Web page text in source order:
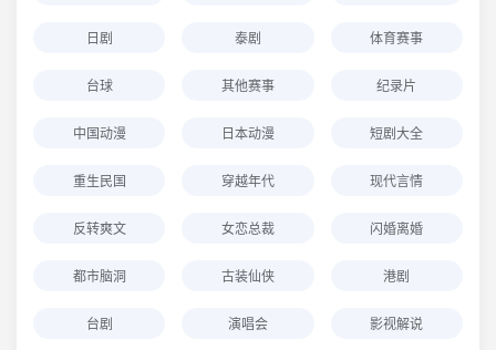
日剧 泰剧 体育赛事
台球 其他赛事 纪录片
中国动漫 日本动漫 短剧大全
重生民国 穿越年代 现代言情
反转爽文 女恋总裁 闪婚离婚
都市脑洞 古装仙侠 港剧
台剧 演唱会 影视解说